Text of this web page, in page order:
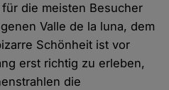
die meisten Besucher
Valle de la luna, dem
Schönheit ist vor
erst richtig zu erleben,
die